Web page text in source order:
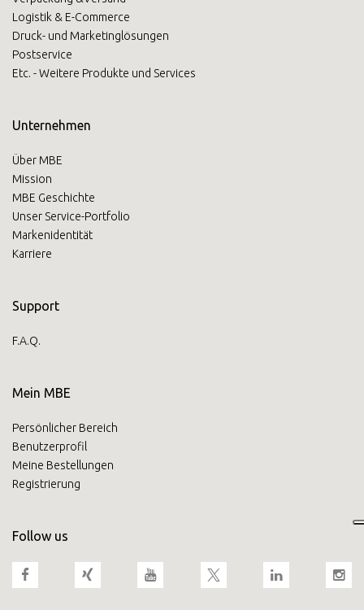
Logistik & E-Commerce
Druck- und Marketinglösungen
Postservice
Etc. - Weitere Produkte und Services
Unternehmen
Über MBE
Mission
MBE Geschichte
Unser Service-Portfolio
Markenidentität
Karriere
Support
F.A.Q.
Mein MBE
Persönlicher Bereich
Benutzerprofil
Meine Bestellungen
Registrierung
Follow us